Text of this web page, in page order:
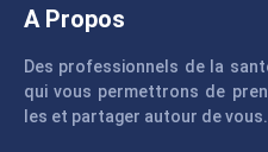
A Propos
Des professionnels de la
qui vous permettrons de
les et partager autour de vous.